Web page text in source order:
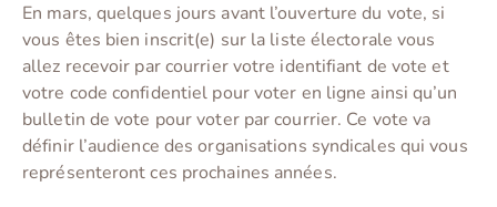
En mars, quelques jours avant l’ouverture du vote, si
vous êtes bien inscrit(e) sur la liste électorale vous
allez recevoir par courrier votre identifiant de vote et
votre code confidentiel pour voter en ligne ainsi qu’un
bulletin de vote pour voter par courrier. Ce vote va
définir l’audience des organisations syndicales qui vous
représenteront ces prochaines années.